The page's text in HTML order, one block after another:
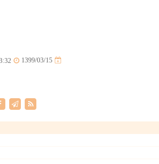
1399/03/15